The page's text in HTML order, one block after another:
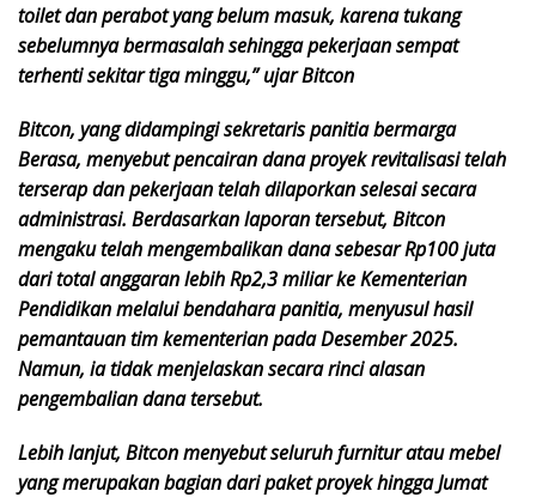
toilet dan perabot yang belum masuk, karena tukang
sebelumnya bermasalah sehingga pekerjaan sempat
terhenti sekitar tiga minggu,” ujar Bitcon
Bitcon, yang didampingi sekretaris panitia bermarga
Berasa, menyebut pencairan dana proyek revitalisasi telah
terserap dan pekerjaan telah dilaporkan selesai secara
administrasi. Berdasarkan laporan tersebut, Bitcon
mengaku telah mengembalikan dana sebesar Rp100 juta
dari total anggaran lebih Rp2,3 miliar ke Kementerian
Pendidikan melalui bendahara panitia, menyusul hasil
pemantauan tim kementerian pada Desember 2025.
Namun, ia tidak menjelaskan secara rinci alasan
pengembalian dana tersebut.
Lebih lanjut, Bitcon menyebut seluruh furnitur atau mebel
yang merupakan bagian dari paket proyek hingga Jumat